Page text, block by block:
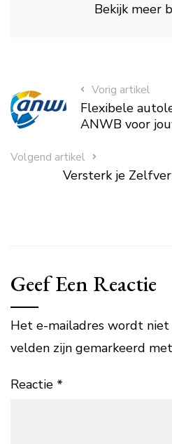
Bekijk meer
Vorig artikel
Flexibele
ANWB voor
Volgend artikel
Versterk je
Geef Een Reactie
Het e-mailadres wordt
velden zijn gemarkeerd met
Reactie *